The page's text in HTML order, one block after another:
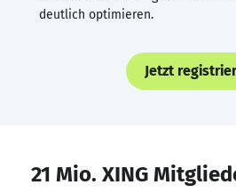
deutlich optimieren.
Jetzt
21 Mio. XING